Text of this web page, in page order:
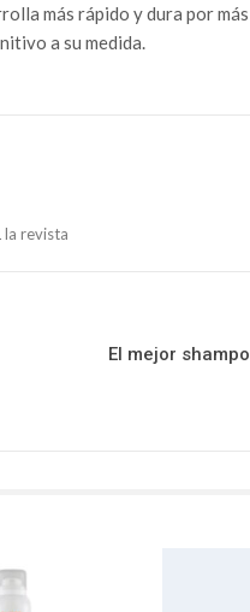
más rápido y dura por
a su medida.
la revista
El mejor